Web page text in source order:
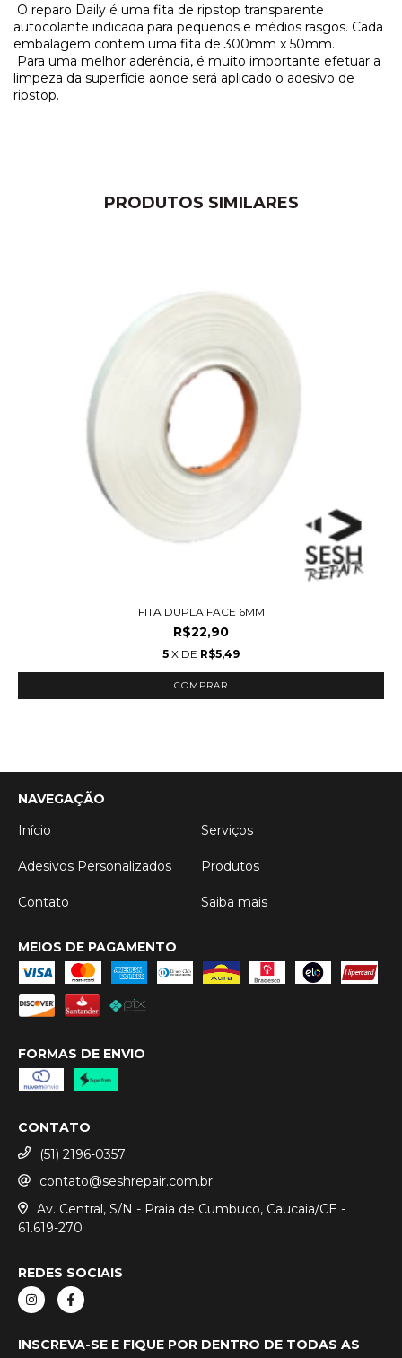
O reparo Daily é uma fita de ripstop transparente
autocolante indicada para pequenos e médios rasgos. Cada
embalagem contem uma fita de 300mm x 50mm.
Para uma melhor aderência, é muito importante efetuar a
limpeza da superfície aonde será aplicado o adesivo de
ripstop.
PRODUTOS SIMILARES
FITA DUPLA FACE 6MM
R$22,90
5 X DE R$5,49
NAVEGAÇÃO
Início
Serviços
Adesivos Personalizados Produtos
Contato Saiba mais
MEIOS DE PAGAMENTO
FORMAS DE ENVIO
CONTATO
(51) 2196-0357
contato@seshrepair.com.br
Av. Central, S/N - Praia de Cumbuco, Caucaia/CE -
61.619-270
REDES SOCIAIS
INSCREVA-SE E FIQUE POR DENTRO DE TODAS AS